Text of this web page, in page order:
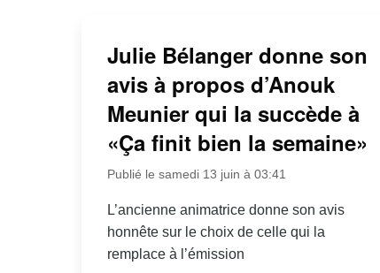
Julie Bélanger donne son
avis à propos d’Anouk
Meunier qui la succède à
«Ça finit bien la semaine»
Publié le samedi 13 juin à 03:41
L’ancienne animatrice donne son avis
honnête sur le choix de celle qui la
remplace à l’émission